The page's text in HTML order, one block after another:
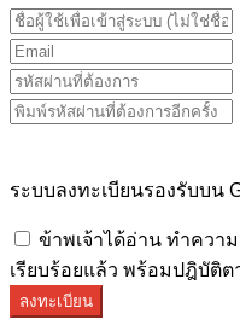
ระบบลงทะเบียนรองรับบน
ข้าพเจ้าได้อ่าน ทำความ
เรียบร้อยแล้ว พร้อมปฎิบัติ
ลงทะเบียน